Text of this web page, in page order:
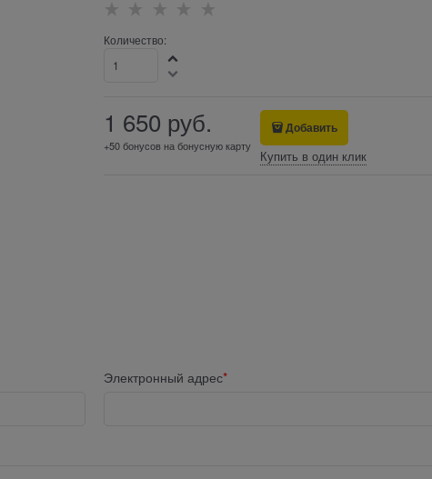
Количество:
1 650 руб.
+50 бонусов на бонусную карту
Добавить
Купить в один клик
Электронный адрес